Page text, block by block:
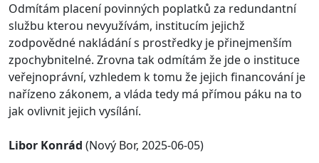
Odmítám placení povinných poplatků za redundantní
službu kterou nevyužívám, institucím jejichž
zodpovědné nakládání s prostředky je přinejmenším
zpochybnitelné. Zrovna tak odmítám že jde o instituce
veřejnoprávní, vzhledem k tomu že jejich financování je
nařízeno zákonem, a vláda tedy má přímou páku na to
jak ovlivnit jejich vysílání.
Libor Konrád (Nový Bor, 2025-06-05)